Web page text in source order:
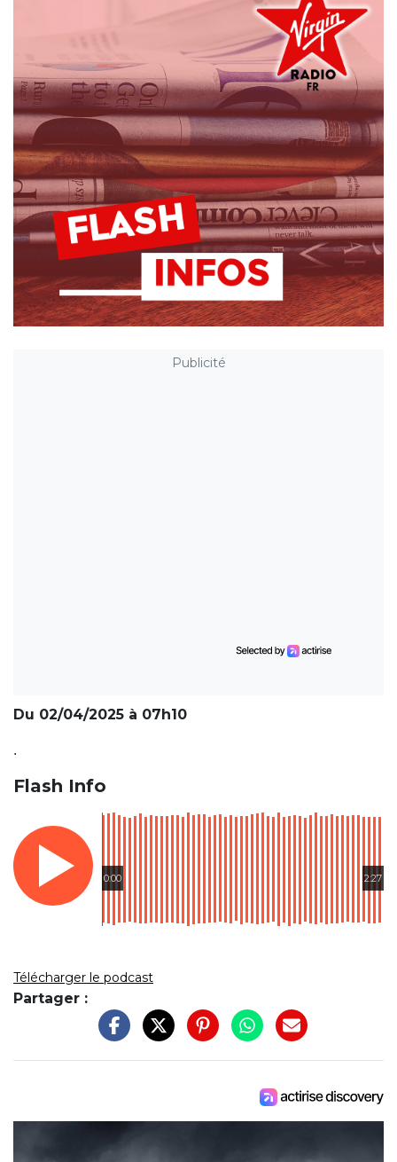
Publicité
Du 02/04/2025 à 07h10
.
Flash Info
0:00 2:27
Télécharger le podcast
Partager :